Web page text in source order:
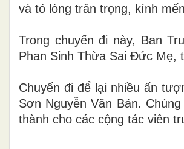
và tỏ lòng trân trọng, kính
Trong chuyến đi này, Ban
Phan Sinh Thừa Sai Đức Mẹ,
Chuyến đi để lại nhiều ấn
Sơn Nguyễn Văn Bản.
thành cho các cộng tác viên